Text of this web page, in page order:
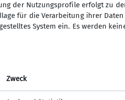
DAV
der Nutzungsprofile erfolgt zu
für die Verarbeitung ihrer
System ein. Es werden
Zweck